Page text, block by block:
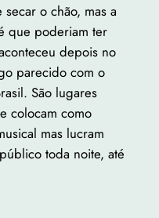
o chão, mas a
que poderiam ter
depois no
parecido com o
São lugares
colocam como
mas lucram
toda noite, até